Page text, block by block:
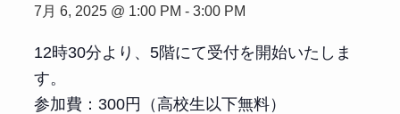
7月 6, 2025 @ 1:00 PM - 3:00 PM
12時30分より、5階にて受付を開始いたしま
す。
参加費：300円（高校生以下無料）